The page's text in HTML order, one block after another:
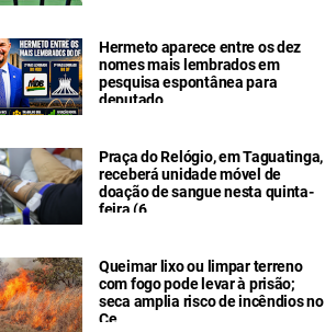
Hermeto aparece entre os dez
nomes mais lembrados em
pesquisa espontânea para
deputado
Praça do Relógio, em Taguatinga,
receberá unidade móvel de
doação de sangue nesta quinta-
feira (6
Queimar lixo ou limpar terreno
com fogo pode levar à prisão;
seca amplia risco de incêndios no
Ce